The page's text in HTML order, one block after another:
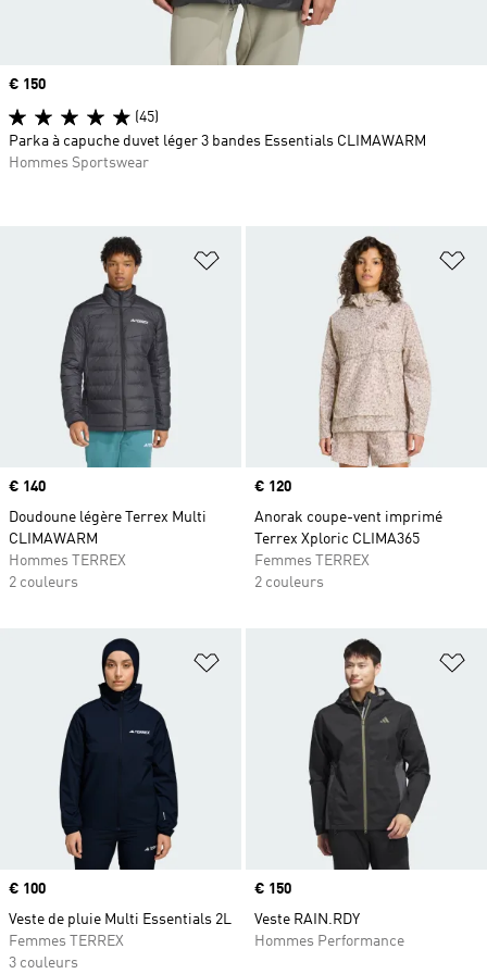
Ajouter à la Liste de produits
Prix
€ 140
Doudoune légère Terrex Multi
CLIMAWARM
Hommes TERREX
2 couleurs
Prix
€ 120
Anorak coupe-vent imprimé
Terrex Xploric CLIMA365
Femmes TERREX
2 couleurs
Ajouter à la Liste de produits
Prix
€ 100
Veste de pluie Multi Essentials 2L
Femmes TERREX
3 couleurs
Prix
€ 150
Veste RAIN.RDY
Hommes Performance
Prix
€ 150
(45)
Parka à capuche duvet léger 3 bandes Essentials CLIMAWARM
Hommes Sportswear